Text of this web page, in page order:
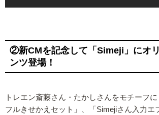
②新CMを記念して「Simeji」にオ
ンツ登場！
トレエン斎藤さん・たかしさんをモチーフ
フルきせかえセット」、「Simejiさん入力エ